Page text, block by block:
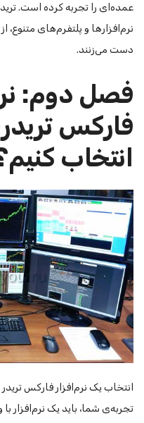
عمده‌ای را تجربه کرده است.
نرم‌افزارها و پلتفرم‌های متنوع،
دست می‌زنند.
فصل دوم:
فارکس
انتخاب
انتخاب یک نرم‌افزار فارکس
تجربه‌ی شما، باید یک نرم‌افزار